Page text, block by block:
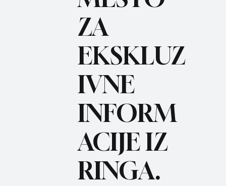
REC
ZA
EKSKLUZ
IVNE
INFORM
ACIJE IZ
RINGA.